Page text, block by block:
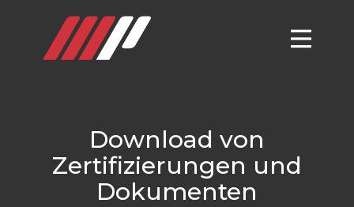
Download von
Zertifizierungen und
Dokumenten